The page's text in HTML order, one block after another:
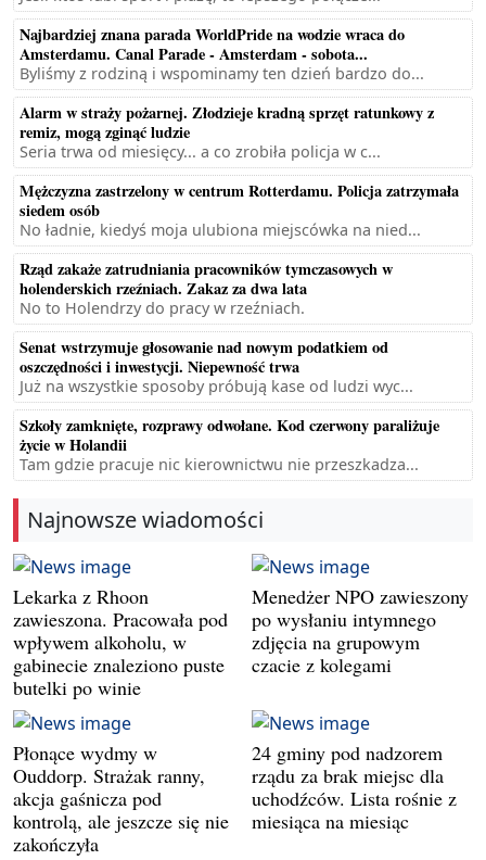
Najbardziej znana parada WorldPride na wodzie wraca do
Amsterdamu. Canal Parade - Amsterdam - sobota...
Byliśmy z rodziną i wspominamy ten dzień bardzo do...
Alarm w straży pożarnej. Złodzieje kradną sprzęt ratunkowy z
remiz, mogą zginąć ludzie
Seria trwa od miesięcy... a co zrobiła policja w c...
Mężczyzna zastrzelony w centrum Rotterdamu. Policja zatrzymała
siedem osób
No ładnie, kiedyś moja ulubiona miejscówka na nied...
Rząd zakaże zatrudniania pracowników tymczasowych w
holenderskich rzeźniach. Zakaz za dwa lata
No to Holendrzy do pracy w rzeźniach.
Senat wstrzymuje głosowanie nad nowym podatkiem od
oszczędności i inwestycji. Niepewność trwa
Już na wszystkie sposoby próbują kase od ludzi wyc...
Szkoły zamknięte, rozprawy odwołane. Kod czerwony paraliżuje
życie w Holandii
Tam gdzie pracuje nic kierownictwu nie przeszkadza...
Najnowsze wiadomości
Lekarka z Rhoon
zawieszona. Pracowała pod
wpływem alkoholu, w
gabinecie znaleziono puste
butelki po winie
Menedżer NPO zawieszony
po wysłaniu intymnego
zdjęcia na grupowym
czacie z kolegami
Płonące wydmy w
Ouddorp. Strażak ranny,
akcja gaśnicza pod
kontrolą, ale jeszcze się nie
zakończyła
24 gminy pod nadzorem
rządu za brak miejsc dla
uchodźców. Lista rośnie z
miesiąca na miesiąc